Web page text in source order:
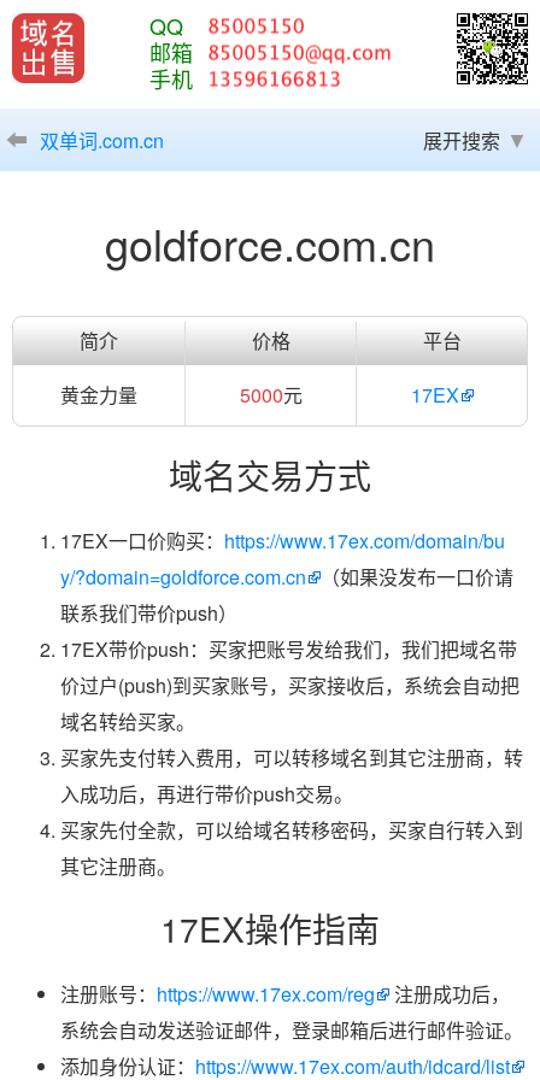
QQ
邮箱
手机
双单词.com.cn 展开搜索
goldforce.com.cn
简介 价格
平台
黄金力量
5000元 17EX
域名交易方式
17EX一口价购买： https://www.17ex.com/domain/bu
y/?domain=goldforce.com.cn
（如果没发布一口价请
联系我们带价push）
17EX带价push：买家把账号发给我们，我们把域名带
价过户(push)到买家账号，买家接收后，系统会自动把
域名转给买家。
买家先支付转入费用，可以转移域名到其它注册商，转
入成功后，再进行带价push交易。
买家先付全款，可以给域名转移密码，买家自行转入到
其它注册商。
17EX操作指南
注册账号： https://www.17ex.com/reg
注册成功后，
系统会自动发送验证邮件，登录邮箱后进行邮件验证。
添加身份认证： https://www.17ex.com/auth/idcard/list